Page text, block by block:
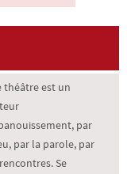
théâtre est un
par
par la parole, par
Se